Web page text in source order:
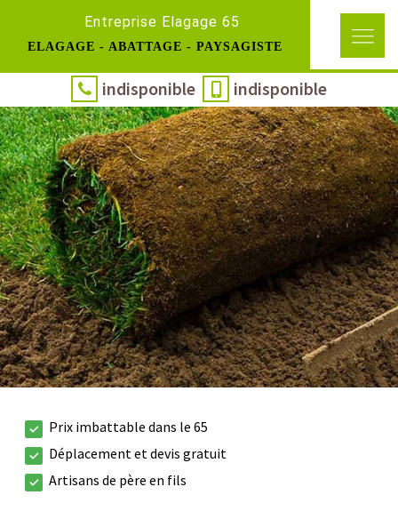
Entreprise Elagage 65
ELAGAGE - ABATTAGE - PAYSAGISTE
indisponible indisponible
Prix imbattable dans le 65
Déplacement et devis gratuit
Artisans de père en fils